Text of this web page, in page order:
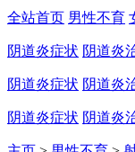
全站首页 男性不育
阴道炎症状 阴道炎
阴道炎症状 阴道炎
阴道炎症状 阴道炎